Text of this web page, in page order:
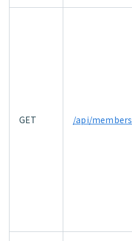
GET /api/members